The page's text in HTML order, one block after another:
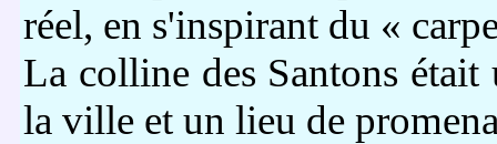
réel, en s'inspirant du «
La colline des Santons
la ville et un lieu de